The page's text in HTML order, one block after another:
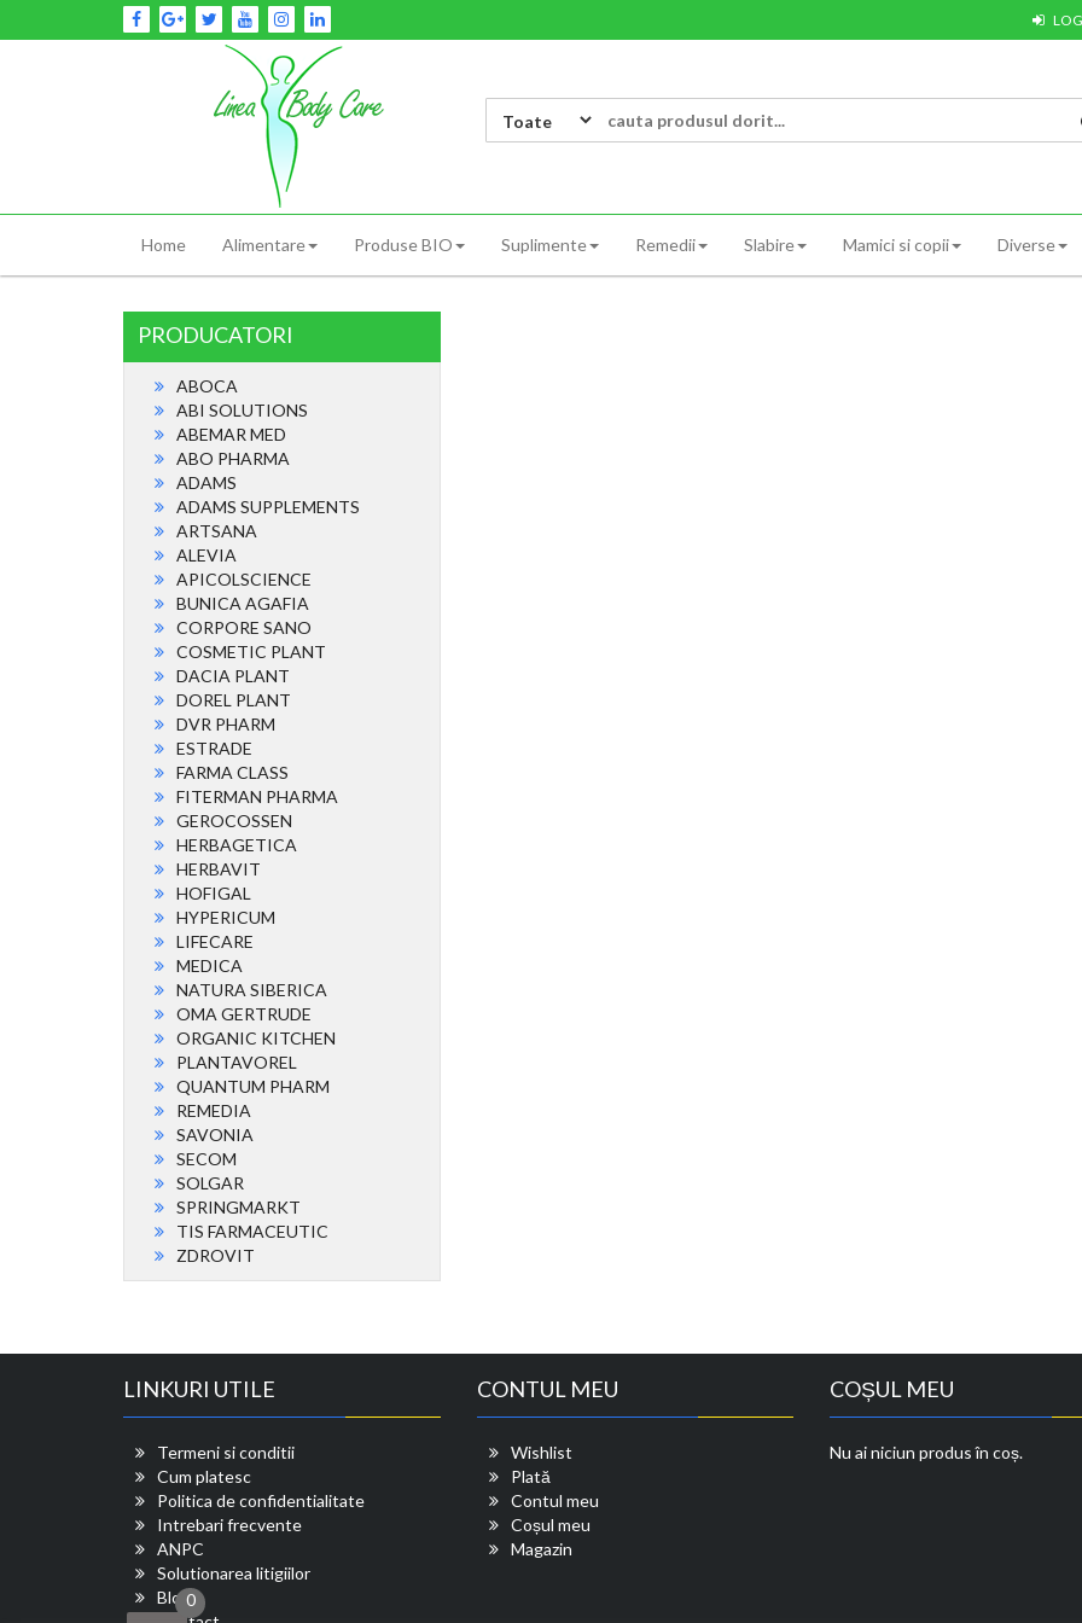
LINEA BODY
CARE S.R.L.
produsul
Home Alimentare Produse BIO Suplimente Remedii Slabire Mamici si copii Diverse
PRODUCATORI
ABOCA
ABI SOLUTIONS
ABEMAR MED
ABO PHARMA
ADAMS
ADAMS SUPPLEMENTS
ARTSANA
ALEVIA
APICOLSCIENCE
BUNICA AGAFIA
CORPORE SANO
COSMETIC PLANT
DACIA PLANT
DOREL PLANT
DVR PHARM
ESTRADE
FARMA CLASS
FITERMAN PHARMA
GEROCOSSEN
HERBAGETICA
HERBAVIT
HOFIGAL
HYPERICUM
LIFECARE
MEDICA
NATURA SIBERICA
OMA GERTRUDE
ORGANIC KITCHEN
PLANTAVOREL
QUANTUM PHARM
REMEDIA
SAVONIA
SECOM
SOLGAR
SPRINGMARKT
TIS FARMACEUTIC
ZDROVIT
LINKURI UTILE
Termeni si conditii
Cum platesc
Politica de confidentialitate
Intrebari frecvente
ANPC
Solutionarea litigiilor
Blog
CONTUL MEU
Wishlist
Plată
Contul meu
Coșul meu
Magazin
COȘUL MEU
Nu ai niciun produs în coș.
0